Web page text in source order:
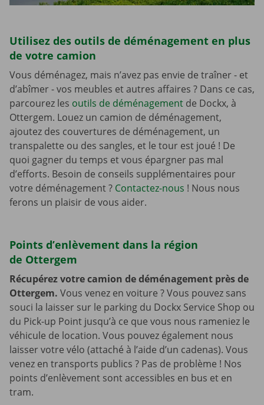
Utilisez des outils de déménagement en plus
de votre camion
Vous déménagez, mais n’avez pas envie de traîner - et
d’abîmer - vos meubles et autres affaires ? Dans ce cas,
parcourez les outils de déménagement de Dockx, à
Ottergem. Louez un camion de déménagement,
ajoutez des couvertures de déménagement, un
transpalette ou des sangles, et le tour est joué ! De
quoi gagner du temps et vous épargner pas mal
d’efforts. Besoin de conseils supplémentaires pour
votre déménagement ? Contactez-nous ! Nous nous
ferons un plaisir de vous aider.
Points d’enlèvement dans la région
de Ottergem
Récupérez votre camion de déménagement près de
Ottergem. Vous venez en voiture ? Vous pouvez sans
souci la laisser sur le parking du Dockx Service Shop ou
du Pick-up Point jusqu’à ce que vous nous rameniez le
véhicule de location. Vous pouvez également nous
laisser votre vélo (attaché à l’aide d’un cadenas). Vous
venez en transports publics ? Pas de problème ! Nos
points d’enlèvement sont accessibles en bus et en
tram.